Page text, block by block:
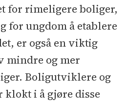
for rimeligere boliger,
for ungdom å etablere
er også en viktig
mindre og mer
Boligutviklere og
i å gjøre disse